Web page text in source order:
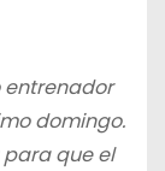
entrenador
domingo.
que el